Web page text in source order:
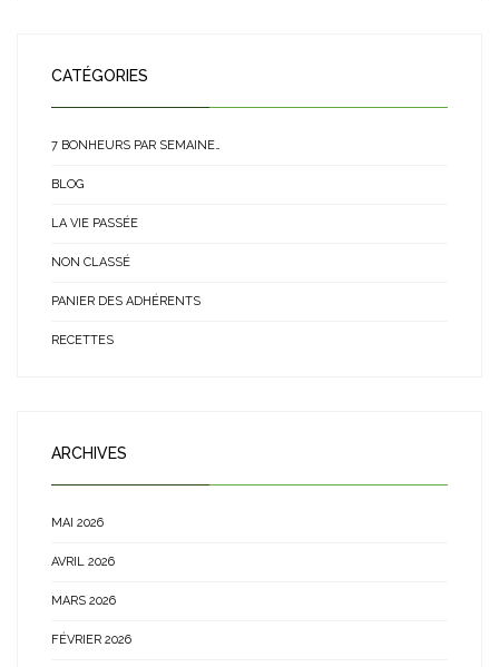
CATÉGORIES
7 BONHEURS PAR SEMAINE…
BLOG
LA VIE PASSÉE
NON CLASSÉ
PANIER DES ADHÉRENTS
RECETTES
ARCHIVES
MAI 2026
AVRIL 2026
MARS 2026
FÉVRIER 2026